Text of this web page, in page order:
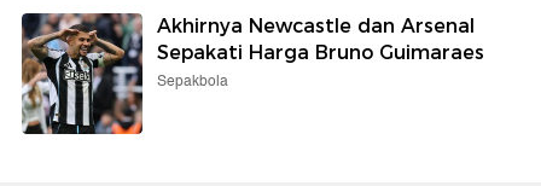
Akhirnya Newcastle dan Arsenal
Sepakati Harga Bruno Guimaraes
Sepakbola